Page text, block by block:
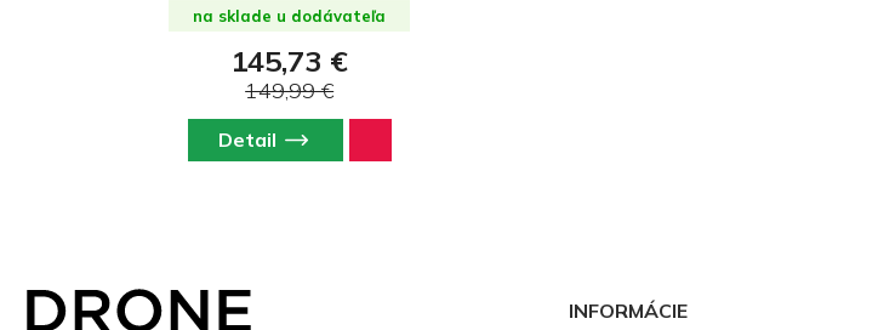
na sklade u dodávateľa
145,73 €
149,99 €
Detail
INFORMÁCIE